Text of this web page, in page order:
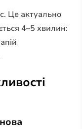
Це актуально
4–5 хвилин: